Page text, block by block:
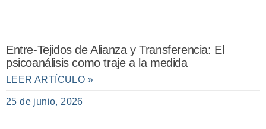
Entre-Tejidos de Alianza y Transferencia: El
psicoanálisis como traje a la medida
LEER ARTÍCULO »
25 de junio, 2026